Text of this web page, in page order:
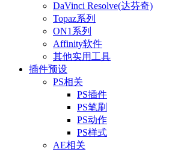
DaVinci Resolve(达芬奇)
Topaz系列
ON1系列
Affinity软件
其他实用工具
插件预设
PS相关
PS插件
PS笔刷
PS动作
PS样式
AE相关